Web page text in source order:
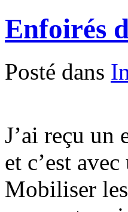
Enfoirés
Posté dans
J’ai reçu un
et c’est
Mobiliser